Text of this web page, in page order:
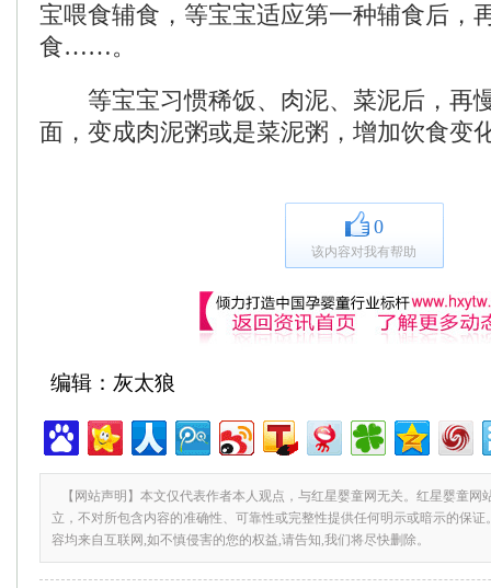
宝喂食辅食，等宝宝适应第一种辅食后，
食……。
等宝宝习惯稀饭、肉泥、菜泥后，再
面，变成肉泥粥或是菜泥粥，增加饮食变
0
该内容对我有帮助
编辑：灰太狼
【网站声明】本文仅代表作者本人观点，与红星婴童网无关。红星婴童网
立，不对所包含内容的准确性、可靠性或完整性提供任何明示或暗示的保
容均来自互联网,如不慎侵害的您的权益,请告知,我们将尽快删除。